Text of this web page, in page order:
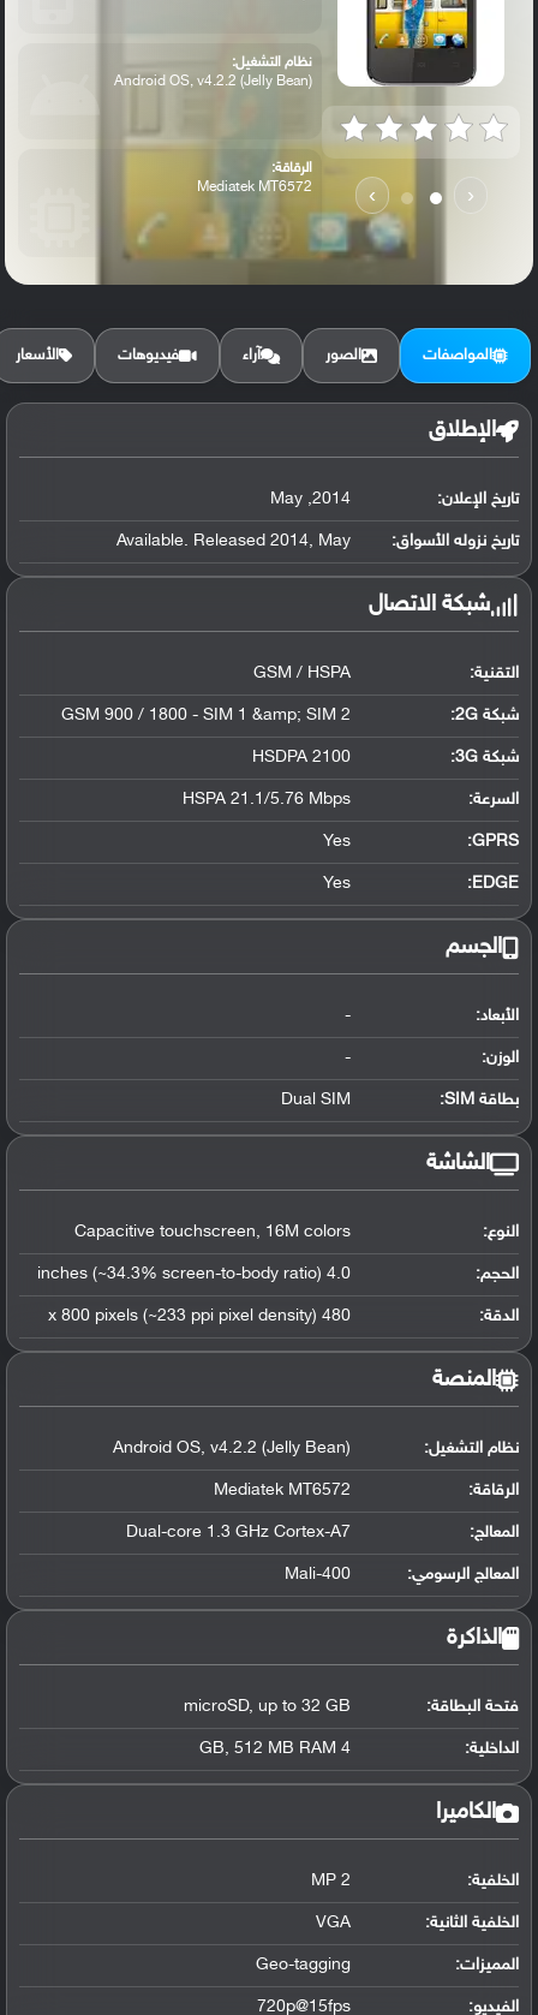
‹
›
نظام التشغيل:
Android OS, v4.2.2 (Jelly Bean)
الرقاقة:
Mediatek MT6572
الرام / التخزين:
المواصفات الصور آراء فيديوهات الأسعار
الإطلاق
تاريخ الإعلان: 2014, May
تاريخ نزوله الأسواق: Available. Released 2014, May
شبكة الاتصال
التقنية: GSM / HSPA
شبكة 2G: GSM 900 / 1800 - SIM 1 &amp; SIM 2
شبكة 3G :
HSDPA 2100
السرعة: HSPA 21.1/5.76 Mbps
GPRS:
Yes
EDGE:
Yes
الجسم
الأبعاد: -
الوزن: -
بطاقة SIM: Dual SIM
الشاشة
النوع: Capacitive touchscreen, 16M colors
الحجم: 4.0 inches (~34.3% screen-to-body ratio)
الدقة: 480 x 800 pixels (~233 ppi pixel density)
المنصة
نظام التشغيل:
Android OS, v4.2.2 (Jelly Bean)
الرقاقة:
Mediatek MT6572
المعالج:
Dual-core 1.3 GHz Cortex-A7
المعالج الرسومي:
Mali-400
الذاكرة
فتحة البطاقة: microSD, up to 32 GB
الداخلية: 4 GB, 512 MB RAM
الكاميرا
الخلفية: 2 MP
الخلفية الثانية: VGA
المميزات: Geo-tagging
الفيديو: 720p@15fps